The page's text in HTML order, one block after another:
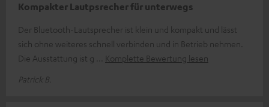
Kompakter Lautpsrecher für unterwegs
Der Bluetooth-Lautsprecher ist klein und kompakt und lässt
sich ohne weiteres schnell verbinden und in Betrieb nehmen.
Die Ausstattung ist g
Komplette Bewertung lesen
Patrick B.